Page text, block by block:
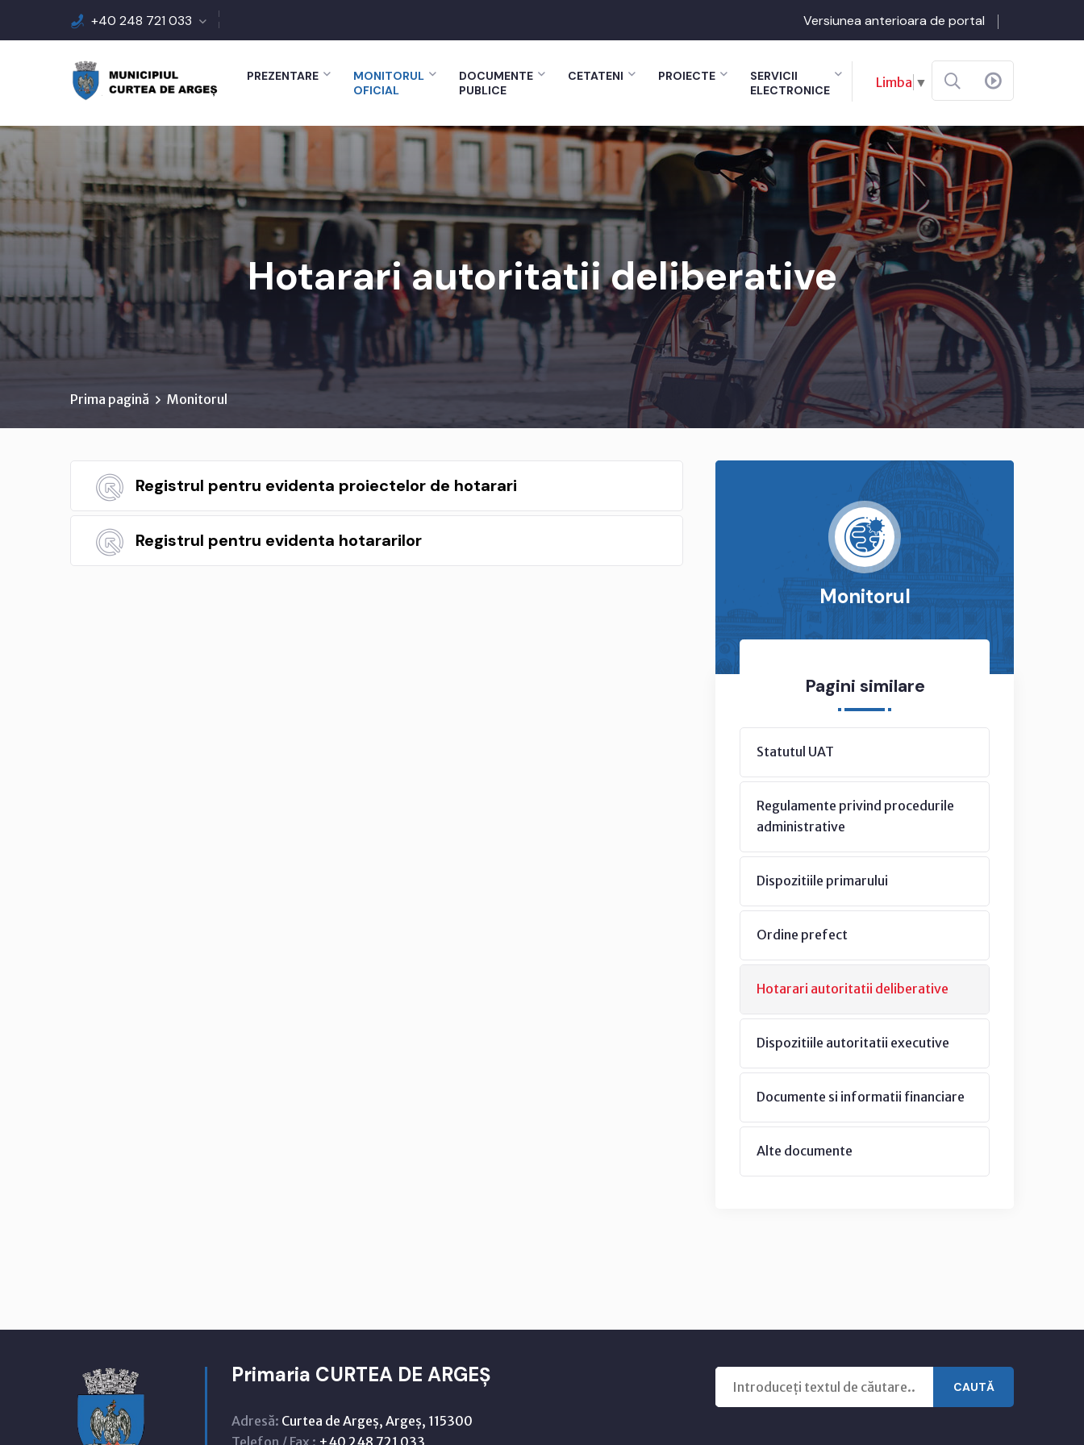
+40 248 721 033 Versiunea anterioara de portal
PREZENTARE
MONITORUL
OFICIAL
DOCUMENTE
PUBLICE
CETATENI PROIECTE
SERVICII
ELECTRONICE
Limba ▼
Hotarari autoritatii deliberative
Prima pagină Monitorul
Registrul pentru evidenta proiectelor de hotarari
Registrul pentru evidenta hotararilor
Monitorul
Pagini similare
Statutul UAT
Regulamente privind procedurile
administrative
Dispozitiile primarului
Ordine prefect
Hotarari autoritatii deliberative
Dispozitiile autoritatii executive
Documente si informatii financiare
Alte documente
Primaria CURTEA DE ARGEȘ
Adresă: Curtea de Argeș, Argeș, 115300
Telefon / Fax : +40 248 721 033
CAUTĂ